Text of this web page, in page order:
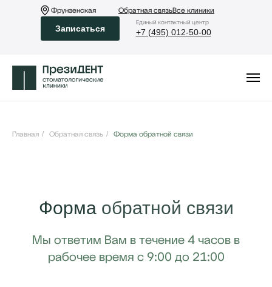
Обратная связьВсе клиники
Eдиный контактный центр
+7 (495) 012-50-00
Фрунзенская
Записаться
Главная / Обратная связь / Форма обратной связи
Форма обратной связи
Мы ответим Вам в течение 4 часов в
рабочее время с 9:00 до 21:00